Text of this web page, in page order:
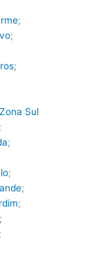
;
;
;
Sul
;
;
;
;
;
;
;